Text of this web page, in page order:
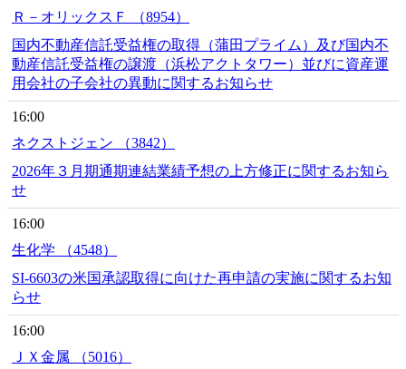
Ｒ－オリックスＦ （8954）
国内不動産信託受益権の取得（蒲田プライム）及び国内不
動産信託受益権の譲渡（浜松アクトタワー）並びに資産運
用会社の子会社の異動に関するお知らせ
16:00
ネクストジェン （3842）
2026年３月期通期連結業績予想の上方修正に関するお知ら
せ
16:00
生化学 （4548）
SI-6603の米国承認取得に向けた再申請の実施に関するお知
らせ
16:00
ＪＸ金属 （5016）